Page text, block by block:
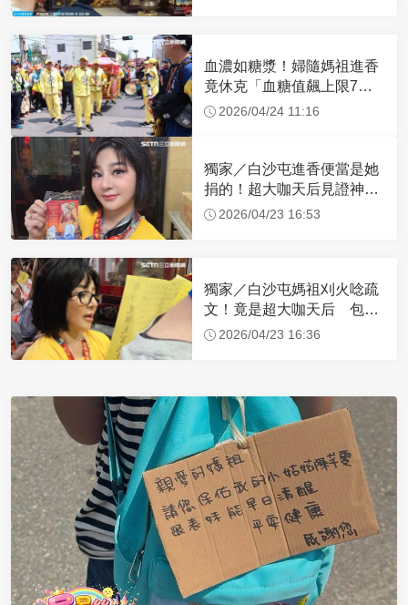
血濃如糖漿！婦隨媽祖進香
竟休克「血糖值飆上限7
倍」 醫曝原因
2026/04/24 11:16
獨家／白沙屯進香便當是她
捐的！超大咖天后見證神
蹟 一靠近媽祖就爆哭
2026/04/23 16:53
獨家／白沙屯媽祖刈火唸疏
文！竟是超大咖天后 包尿
布忍尿5小時不喊累
2026/04/23 16:36